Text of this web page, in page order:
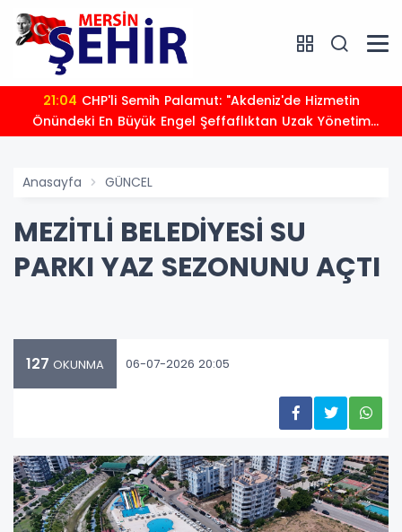
21:04
Önündeki En Büyük Engel Şeffaflıktan Uzak Yönetim
Anlayışıdır"
Anasayfa GÜNCEL
MEZİTLİ BELEDİYESİ SU
PARKI YAZ SEZONUNU AÇTI
127 OKUNMA 06-07-2026 20:05